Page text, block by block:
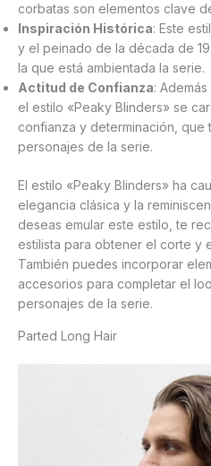
corbatas son elementos clave
Inspiración Histórica: Este
y el peinado de la década de
la que está ambientada la serie.
Actitud de Confianza:
el estilo «Peaky Blinders» se
confianza y determinación, que
personajes de la serie.
El estilo «Peaky Blinders» ha
elegancia clásica y la
deseas emular este estilo, te
estilista para obtener el corte y
También puedes incorporar
accesorios para completar el
personajes de la serie.
Parted Long Hair